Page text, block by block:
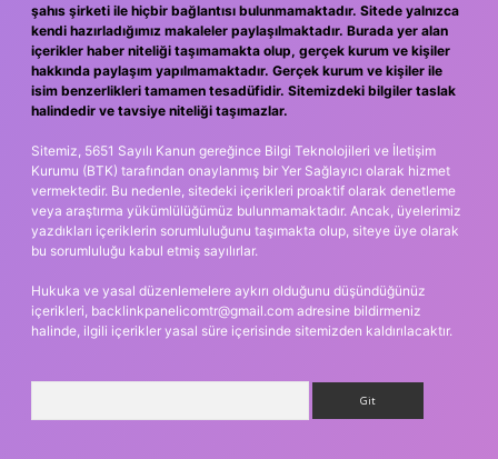
şahıs şirketi ile hiçbir bağlantısı bulunmamaktadır. Sitede yalnızca
kendi hazırladığımız makaleler paylaşılmaktadır. Burada yer alan
içerikler haber niteliği taşımamakta olup, gerçek kurum ve kişiler
hakkında paylaşım yapılmamaktadır. Gerçek kurum ve kişiler ile
isim benzerlikleri tamamen tesadüfidir. Sitemizdeki bilgiler taslak
halindedir ve tavsiye niteliği taşımazlar.
Sitemiz, 5651 Sayılı Kanun gereğince Bilgi Teknolojileri ve İletişim
Kurumu (BTK) tarafından onaylanmış bir Yer Sağlayıcı olarak hizmet
vermektedir. Bu nedenle, sitedeki içerikleri proaktif olarak denetleme
veya araştırma yükümlülüğümüz bulunmamaktadır. Ancak, üyelerimiz
yazdıkları içeriklerin sorumluluğunu taşımakta olup, siteye üye olarak
bu sorumluluğu kabul etmiş sayılırlar.
Hukuka ve yasal düzenlemelere aykırı olduğunu düşündüğünüz
içerikleri, backlinkpanelicomtr@gmail.com adresine bildirmeniz
halinde, ilgili içerikler yasal süre içerisinde sitemizden kaldırılacaktır.